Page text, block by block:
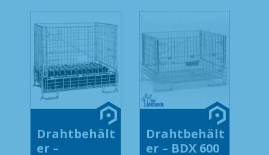
Drahtbehält
er –
Drahtbehält
er – BDX 600